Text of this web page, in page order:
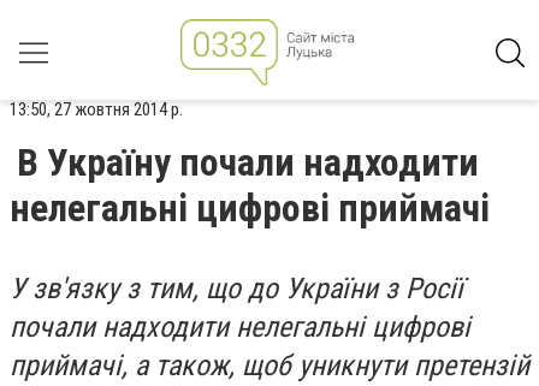
13:50, 27 жовтня 2014 р.
В Україну почали надходити
нелегальні цифрові приймачі
У зв'язку з тим, що до України з Росії
почали надходити нелегальні цифрові
приймачі, а також, щоб уникнути претензій